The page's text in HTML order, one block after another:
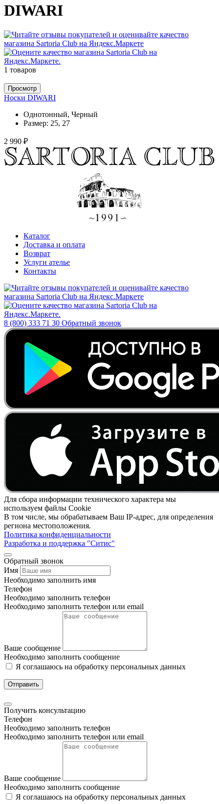
DIWARI
1 товаров
Просмотр
Носки DIWARI
Однотонный, Черный
Размер: 25, 27
2 990 ₽
Каталог
Доставка и оплата
Возврат
Услуги ателье
Контакты
8 (800) 333 71 30 Обратный звонок
Для сбора информации технического характера мы
используем файлы Cookie
В том числе, мы обрабатываем Ваш IP-адрес, для определения
региона местоположения.
Политика конфиденциальности
Разработка и поддержка "Ситис"
Обратный звонок
Имя
Необходимо заполнить имя
Телефон
Необходимо заполнить телефон
Необходимо заполнить телефон или email
Ваше сообщение
Необходимо заполнить сообщение
Я соглашаюсь на обработку персональных данных
Отправить
Получить консультацию
Телефон
Необходимо заполнить телефон
Необходимо заполнить телефон или email
Ваше сообщение
Необходимо заполнить сообщение
Я соглашаюсь на обработку персональных данных